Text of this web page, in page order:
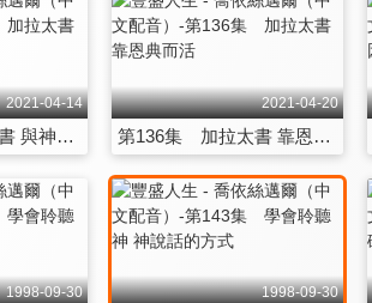
2021-04-14
第135集 加拉太書 與神同工改變自己
2021-04-20
第136集 加拉太書 靠恩典而活
1998-09-30 1998-09-30